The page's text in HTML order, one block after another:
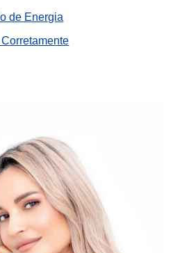
de Energia